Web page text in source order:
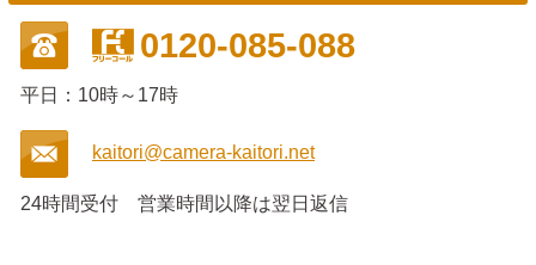
0120-085-088
平日：10時～17時
kaitori@camera-kaitori.net
24時間受付 営業時間以降は翌日返信